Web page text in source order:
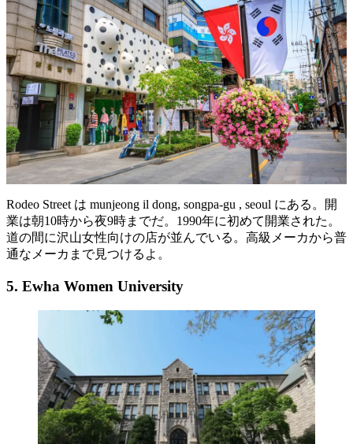
Rodeo Street は munjeong il dong, songpa-gu , seoul にある。開
業は朝10時から夜9時までだ。1990年に初めて開業された。
道の間に沢山女性向けの店が並んでいる。高級メーカから普
通なメーカまで見つけるよ。
5. Ewha Women University